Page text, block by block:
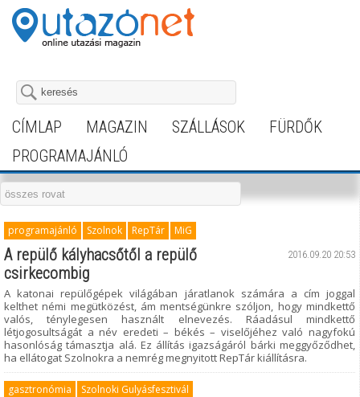
CÍMLAP MAGAZIN SZÁLLÁSOK
FÜRDŐK
PROGRAMAJÁNLÓ
programajánló Szolnok RepTár MiG
2016.09.20 20:53
A repülő kályhacsőtől a repülő
csirkecombig
A katonai repülőgépek világában járatlanok számára a cím joggal
kelthet némi megütközést, ám mentségünkre szóljon, hogy mindkettő
valós, ténylegesen használt elnevezés. Ráadásul mindkettő
létjogosultságát a név eredeti – békés – viselőjéhez való nagyfokú
hasonlóság támasztja alá. Ez állítás igazságáról bárki meggyőződhet,
ha ellátogat Szolnokra a nemrég megnyitott RepTár kiállításra.
gasztronómia Szolnoki Gulyásfesztivál